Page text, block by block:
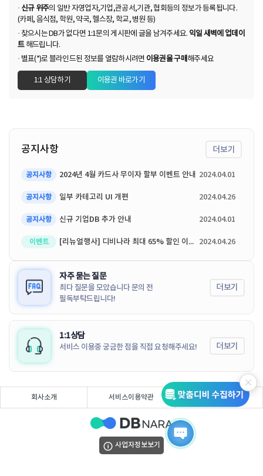
· 신규 위주의 일반 자영업자,기업,관공서,기관, 협회등의 정보가 등록됩니다.
(카페, 음식점, 학원, 약국, 헬스장, 학교, 병원 등)
· 찾으시는 DB가 없다면 1:1문의 게시판에 글을 남겨주세요. 익일 새벽에 업데이
트해드립니다.
· 별표(*)로 블라인드된 정보를 열람하시려면 이용권을 구매 해주세요
1:1 상담하기 이용권 바로가기
공지사항 더보기
공지사항 2024년 4월 카드사 무이자 할부 이벤트 안내 2024.04.01
공지사항 일부 카테고리 UI 개편 2024.04.26
공지사항 신규 기업DB 추가 안내 2024.04.01
이벤트 [리뉴얼행사] 디비나라 최대 65% 할인 이벤트 2024.04.26
자주 묻는 질문
최다 질문을 모았습니다 문의 전
필독부탁드립니다!
더보기
1:1상담
서비스 이용중 궁금한 점을 직접 요청해주세요! 더보기
회사소개 서비스이용약관 개인정보처리방침
사업자정보보기